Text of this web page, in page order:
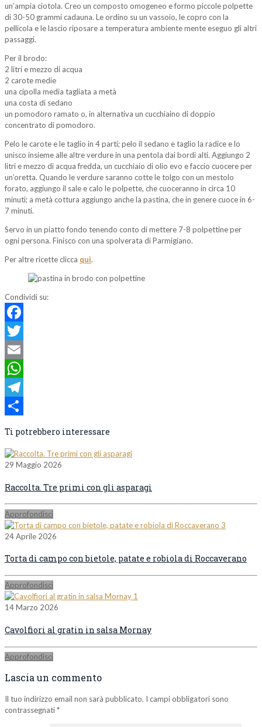
un’ampia ciotola. Creo un composto omogeneo e formo piccole polpette
di 30-50 grammi cadauna. Le ordino su un vassoio, le copro con la
pellicola e le lascio riposare a temperatura ambiente mente eseguo gli altri
passaggi.
Per il brodo:
2 litri e mezzo di acqua
2 carote medie
una cipolla media tagliata a metà
una costa di sedano
un pomodoro ramato o, in alternativa un cucchiaino di doppio
concentrato di pomodoro.
Pelo le carote e le taglio in 4 parti; pelo il sedano e taglio la radice e lo
unisco insieme alle altre verdure in una pentola dai bordi alti. Aggiungo 2
litri e mezzo di acqua fredda, un cucchiaio di olio evo e faccio cuocere per
un’oretta. Quando le verdure saranno cotte le tolgo con un mestolo
forato, aggiungo il sale e calo le polpette, che cuoceranno in circa 10
minuti; a metà cottura aggiungo anche la pastina, che in genere cuoce in 6-
7 minuti.
Servo in un piatto fondo tenendo conto di mettere 7-8 polpettine per
ogni persona. Finisco con una spolverata di Parmigiano.
Per altre ricette clicca qui.
Condividi su:
Facebook
Twitter
Email
WhatsApp
Telegram
Ti potrebbero interessare
29 Maggio 2026
Raccolta. Tre primi con gli asparagi
Approfondisci
24 Aprile 2026
Torta di campo con bietole, patate e robiola di Roccaverano
Approfondisci
14 Marzo 2026
Cavolfiori al gratin in salsa Mornay
Approfondisci
Lascia un commento
Il tuo indirizzo email non sarà pubblicato. I campi obbligatori sono
contrassegnati*